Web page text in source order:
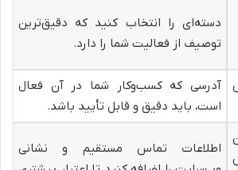
دسته‌ای را انتخاب کنید که دقیق‌ترین
توصیف از فعالیت شما را دارد.
آدرسی که کسب‌وکار شما در آن فعال
است، باید دقیق و قابل تأیید باشد.
اطلاعات تماس مستقیم و نشانی